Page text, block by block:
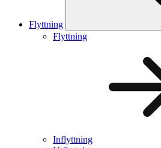
Flyttning
Flyttning
Inflyttning